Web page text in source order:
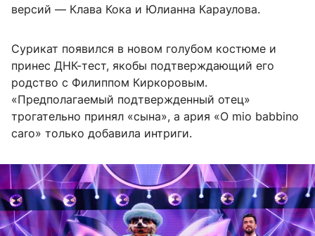
версий — Клава Кока и Юлианна Караулова.
Сурикат появился в новом голубом костюме и
принес ДНК-тест, якобы подтверждающий его
родство с Филиппом Киркоровым.
«Предполагаемый подтвержденный отец»
трогательно принял «сына», а ария «O mio babbino
caro» только добавила интриги.